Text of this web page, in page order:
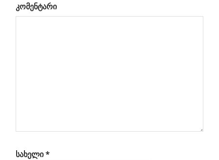
ნავიგაცია
როზეტა,
კომენტარი
სახელი*